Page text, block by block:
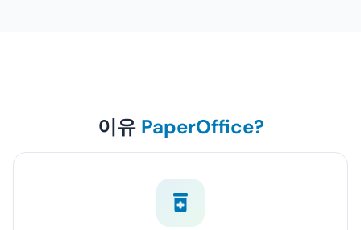
이유 PaperOffice?